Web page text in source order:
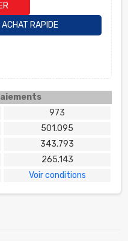
ACHAT RAPIDE
973
501.095
343.793
265.143
Voir conditions